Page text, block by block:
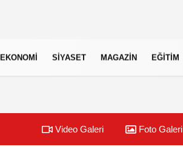
EKONOMI SIYASET MAGAZIN EĞITIM
Video Galeri Foto Galeri